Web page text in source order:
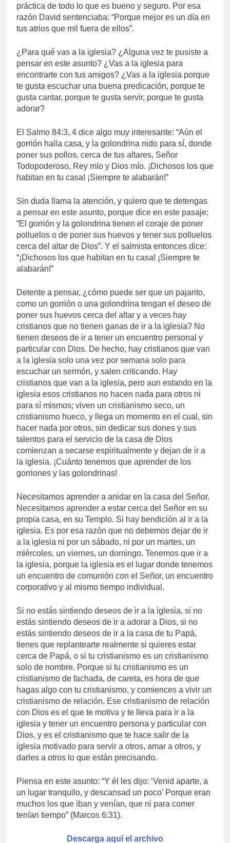
práctica de todo lo que es bueno y seguro. Por esa
razón David sentenciaba: “Porque mejor es un día en
tus atrios que mil fuera de ellos”.
¿Para qué vas a la iglesia? ¿Alguna vez te pusiste a
pensar en este asunto? ¿Vas a la iglesia para
encontrarte con tus amigos? ¿Vas a la iglesia porque
te gusta escuchar una buena predicación, porque te
gusta cantar, porque te gusta servir, porque te gusta
adorar?
El Salmo 84:3, 4 dice algo muy interesante: “Aún el
gorrión halla casa, y la golondrina nido para sí, donde
poner sus pollos, cerca de tus altares, Señor
Todopoderoso, Rey mío y Dios mío. ¡Dichosos los que
habitan en tu casa! ¡Siempre te alabarán!”
Sin duda llama la atención, y quiero que te detengas
a pensar en este asunto, porque dice en este pasaje:
“El gorrión y la golondrina tienen el coraje de poner
polluelos o de poner sus huevos y tener sus polluelos
cerca del altar de Dios”. Y el salmista entonces dice:
“¡Dichosos los que habitan en tu casa! ¡Siempre te
alabarán!”
Detente a pensar, ¿cómo puede ser que un pajarito,
como un gorrión o una golondrina tengan el deseo de
poner sus huevos cerca del altar y a veces hay
cristianos que no tienen ganas de ir a la iglesia? No
tienen deseos de ir a tener un encuentro personal y
particular con Dios. De hecho, hay cristianos que van
a la iglesia solo una vez por semana solo para
escuchar un sermón, y salen criticando. Hay
cristianos que van a la iglesia, pero aun estando en la
iglesia esos cristianos no hacen nada para otros ni
para sí mismos; viven un cristianismo seco, un
cristianismo hueco, y llega un momento en el cual, sin
hacer nada por otros, sin dedicar sus dones y sus
talentos para el servicio de la casa de Dios
comienzan a secarse espiritualmente y dejan de ir a
la iglesia. ¡Cuánto tenemos que aprender de los
gorriones y las golondrinas!
Necesitamos aprender a anidar en la casa del Señor.
Necesitamos aprender a estar cerca del Señor en su
propia casa, en su Templo. Si hay bendición al ir a la
iglesia. Es por esa razón que no debemos dejar de ir
a la iglesia ni por un sábado, ni por un martes, un
miércoles, un viernes, un domingo. Tenemos que ir a
la iglesia, porque la iglesia es el lugar donde tenemos
un encuentro de comunión con el Señor, un encuentro
corporativo y al mismo tiempo individual.
Si no estás sintiendo deseos de ir a la iglesia, si no
estás sintiendo deseos de ir a adorar a Dios, si no
estás sintiendo deseos de ir a la casa de tu Papá,
tienes que replantearte realmente si quieres estar
cerca de Papá, o si tu cristianismo es un cristianismo
solo de nombre. Porque si tu cristianismo es un
cristianismo de fachada, de careta, es hora de que
hagas algo con tu cristianismo, y comiences a vivir un
cristianismo de relación. Ese cristianismo de relación
con Dios es el que te motiva y te lleva para ir a la
iglesia y tener un encuentro persona y particular con
Dios, y es el cristianismo que te hace salir de la
iglesia motivado para servir a otros, amar a otros, y
darles a otros lo que están precisando.
Piensa en este asunto: “Y él les dijo: ‘Venid aparte, a
un lugar tranquilo, y descansad un poco’ Porque eran
muchos los que iban y venían, que ni para comer
tenían tiempo” (Marcos 6:31).
Descarga aquí el archivo